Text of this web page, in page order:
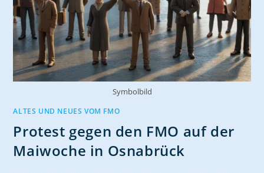
Symbolbild
ALTES UND NEUES VOM FMO
Protest gegen den FMO auf der
Maiwoche in Osnabrück